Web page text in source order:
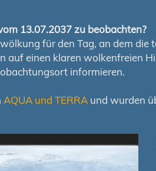
13.07.2037 zu beobachten?
für den Tag, an dem
auf einen klaren wolkenfreien
informieren.
AQUA und TERRA und wurden